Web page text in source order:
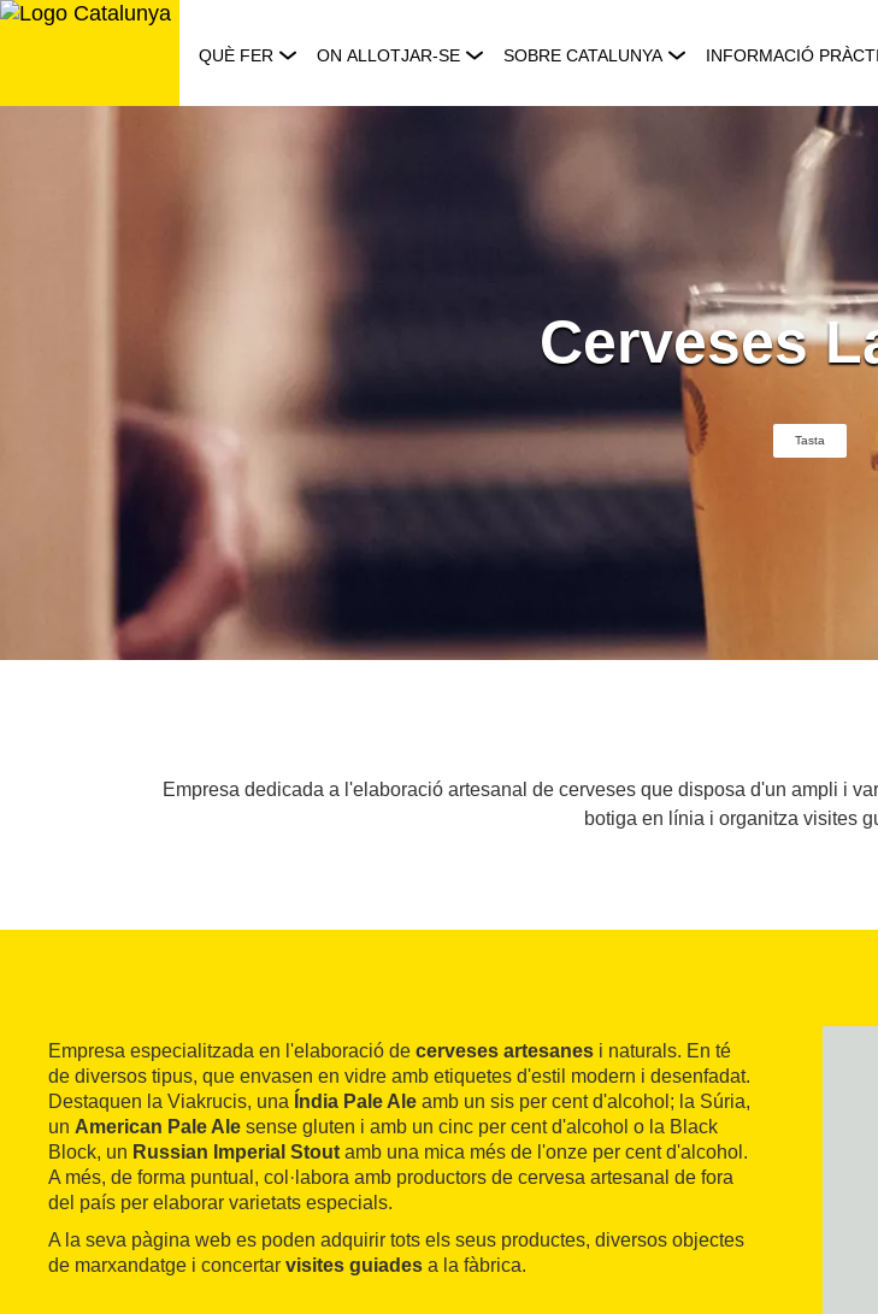
Saltar
QUÈ FER ON ALLOTJAR-SE SOBRE CATALUNYA INFORMACIÓ
Cerveses
Tasta
Empresa dedicada a l'elaboració artesanal de cerveses que disposa d'un ampli i
botiga en línia i organitza visites
Empresa especialitzada en l'elaboració de cerveses artesanes i naturals. En té
de diversos tipus, que envasen en vidre amb etiquetes d'estil modern i desenfadat.
Destaquen la Viakrucis, una Índia Pale Ale amb un sis per cent d'alcohol; la Súria,
un American Pale Ale sense gluten i amb un cinc per cent d'alcohol o la Black
Block, un Russian Imperial Stout amb una mica més de l'onze per cent d'alcohol.
A més, de forma puntual, col·labora amb productors de cervesa artesanal de fora
del país per elaborar varietats especials.
A la seva pàgina web es poden adquirir tots els seus productes, diversos objectes
de marxandatge i concertar visites guiades a la fàbrica.